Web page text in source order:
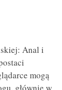
Anal i
mogą